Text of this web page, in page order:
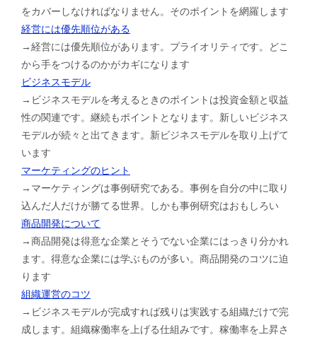
をカバーしなければなりません。そのポイントを網羅します
経営には優先順位がある
→経営には優先順位があります。プライオリティです。どこ
から手をつけるのかがカギになります
ビジネスモデル
→ビジネスモデルを考えるときのポイントは投資金額と収益
性の関連です。継続もポイントとなります。新しいビジネス
モデルが続々と出てきます。新ビジネスモデルを取り上げて
います
マーケティングのヒント
→マーケティングは事例研究である。事例を自分の中に取り
込んだ人だけが勝てる世界。しかも事例研究はおもしろい
商品開発について
→商品開発は得意な企業とそうでない企業にはっきり分かれ
ます。得意な企業には学ぶものが多い。商品開発のコツに迫
ります
組織運営のコツ
→ビジネスモデルが完成すれば残りは実践する組織だけで完
成します。組織稼働率を上げる仕組みです。稼働率を上昇さ